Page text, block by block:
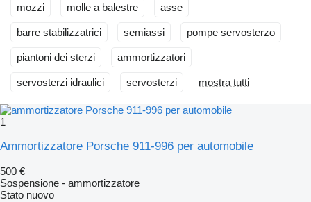
mozzi molle a balestre asse
barre stabilizzatrici semiassi pompe servosterzo
piantoni dei sterzi ammortizzatori
servosterzi idraulici servosterzi mostra tutti
1
Ammortizzatore Porsche 911-996 per automobile
500 €
Sospensione - ammortizzatore
Stato nuovo